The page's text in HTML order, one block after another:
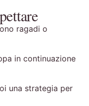
ragadi o
in continuazione
una strategia per